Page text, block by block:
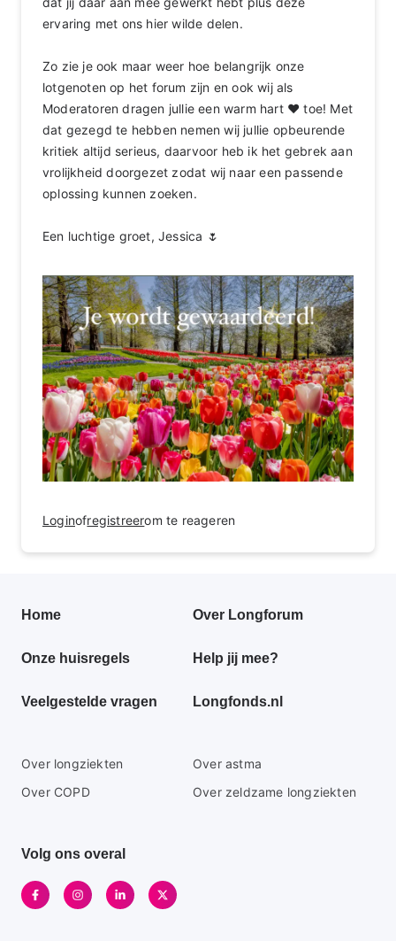
ervaring met ons hier wilde delen.
Zo zie je ook maar weer hoe belangrijk onze
lotgenoten op het forum zijn en ook wij als
Moderatoren dragen jullie een warm hart ♥️ toe! Met
dat gezegd te hebben nemen wij jullie opbeurende
kritiek altijd serieus, daarvoor heb ik het gebrek aan
vrolijkheid doorgezet zodat wij naar een passende
oplossing kunnen zoeken.
Een luchtige groet, Jessica 🌷
Loginofregistreerom te reageren
Primair
menu
Home Over Longforum
Onze huisregels Help jij mee?
Veelgestelde vragen Longfonds.nl
Secundaire
footer
Over longziekten
Over astma
Over COPD
Over zeldzame longziekten
Volg ons overal